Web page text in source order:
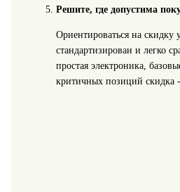
Решите, где допустима
Ориентироваться на скидку
стандартизирован и легко
простая электроника,
критичных позиций скидка